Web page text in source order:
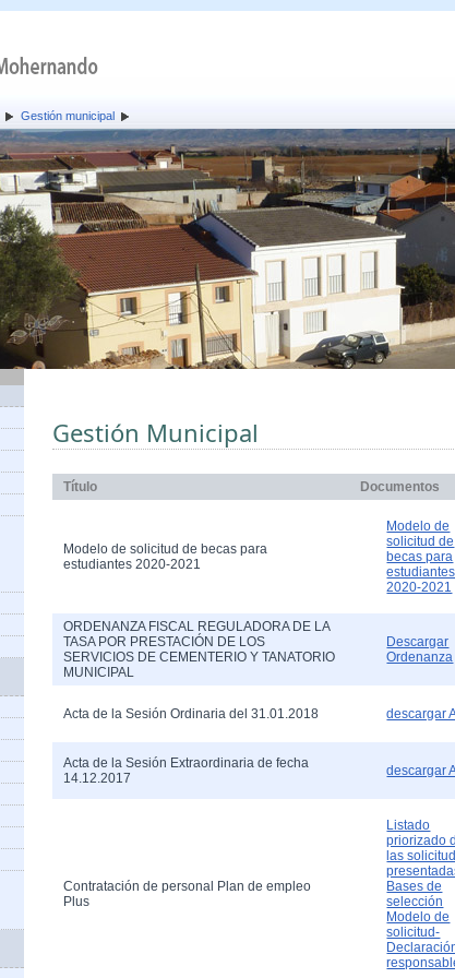
Gestión municipal
Gestión Municipal
Título Documentos
Modelo de solicitud de becas para
estudiantes 2020-2021
Modelo de
solicitud de
becas para
estudiantes
2020-2021
ORDENANZA FISCAL REGULADORA DE LA
TASA POR PRESTACIÓN DE LOS
SERVICIOS DE CEMENTERIO Y TANATORIO
MUNICIPAL
Descargar
Ordenanza
Acta de la Sesión Ordinaria del 31.01.2018 descargar
Acta de la Sesión Extraordinaria de fecha
14.12.2017
descargar
Contratación de personal Plan de empleo
Plus
Listado
priorizado
las
Bases de
selección
Modelo de
solicitud-